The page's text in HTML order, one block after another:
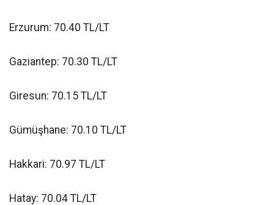
Erzurum: 70.40 TL/LT
Gaziantep: 70.30 TL/LT
Giresun: 70.15 TL/LT
Gümüşhane: 70.10 TL/LT
Hakkari: 70.97 TL/LT
Hatay: 70.04 TL/LT